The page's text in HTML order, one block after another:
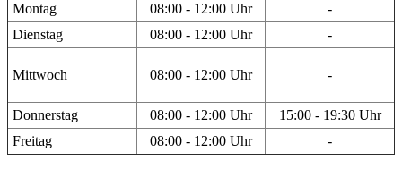
Montag 08:00 - 12:00 Uhr
-
Dienstag
08:00 - 12:00 Uhr -
Mittwoch 08:00 - 12:00 Uhr -
Donnerstag 08:00 - 12:00 Uhr
15:00 - 19:30 Uhr
Freitag
08:00 - 12:00 Uhr -